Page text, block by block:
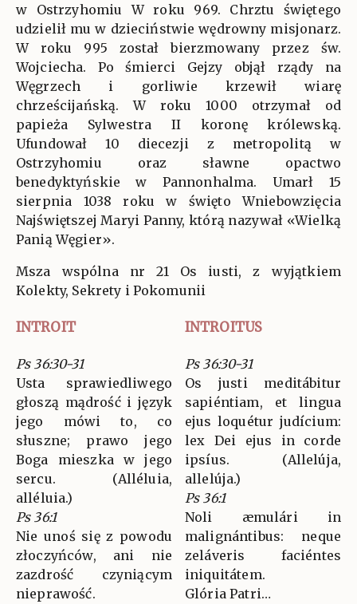
w Ostrzyhomiu W roku 969. Chrztu świętego
udzielił mu w dzieciństwie wędrowny misjonarz.
W roku 995 został bierzmowany przez św.
Wojciecha. Po śmierci Gejzy objął rządy na
Węgrzech i gorliwie krzewił wiarę
chrześcijańską. W roku 1000 otrzymał od
papieża Sylwestra II koronę królewską.
Ufundował 10 diecezji z metropolitą w
Ostrzyhomiu oraz sławne opactwo
benedyktyńskie w Pannonhalma. Umarł 15
sierpnia 1038 roku w święto Wniebowzięcia
Najświętszej Maryi Panny, którą nazywał «Wielką
Panią Węgier».
Msza wspólna nr 21 Os iusti, z wyjątkiem
Kolekty, Sekrety i Pokomunii
INTROIT INTROITUS
Ps 36:30-31
Usta sprawiedliwego
głoszą mądrość i język
jego mówi to, co
słuszne; prawo jego
Boga mieszka w jego
sercu. (Alléluia,
alléluia.)
Ps 36:1
Nie unoś się z powodu
złoczyńców, ani nie
zazdrość czyniącym
nieprawość.
Ps 36:30-31
Os justi meditábitur
sapiéntiam, et lingua
ejus loquétur judícium:
lex Dei ejus in corde
ipsíus. (Allelúja,
allelúja.)
Ps 36:1
Noli æmulári in
malignántibus: neque
zeláveris faciéntes
iniquitátem.
Glória Patri…